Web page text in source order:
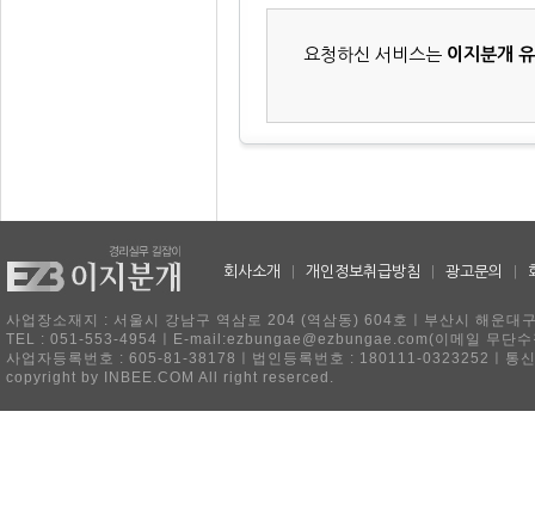
요청하신 서비스는 이지분개
회사소개 개인정보취급방침 광고문의
사업장소재지 : 서울시 강남구 역삼로 204 (역삼동) 604호ㅣ부산시 해운
TEL : 051-553-4954ㅣE-mail:ezbungae@ezbungae.com(이메일 무단수
사업자등록번호 : 605-81-38178ㅣ법인등록번호 : 180111-0323252ㅣ통
copyright by INBEE.COM All right reserced.